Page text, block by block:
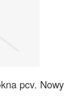
pcv. Nowy